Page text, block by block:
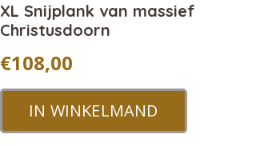
XL Snijplank van massief
Christusdoorn
€108,00
IN WINKELMAND